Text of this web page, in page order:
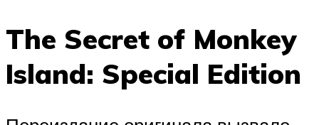
The Secret of Monkey
Island: Special Edition